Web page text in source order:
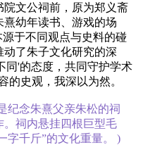
文公祠前，原为郑义斋
幼年读书、游戏的场
于不同观点与史料的碰
了朱子文化研究的深
同'的态度，共同守护学术
的史观，我深以为然。
纪念朱熹父亲朱松的祠
祠内悬挂四根巨型毛
字千斤”的文化重量。 ‌)